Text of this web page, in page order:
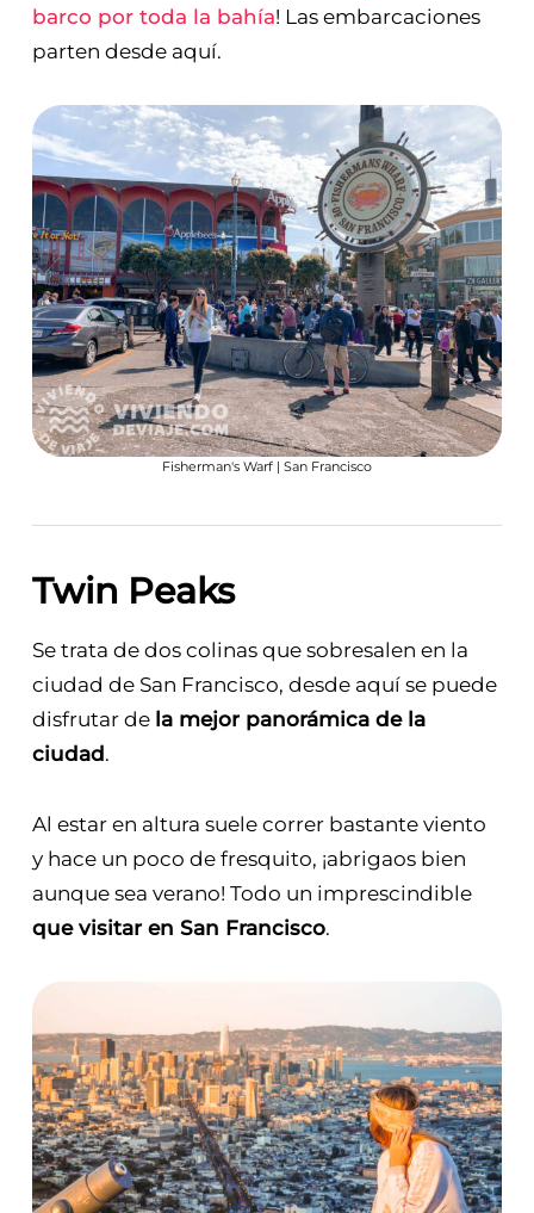
barco por toda la bahía! Las embarcaciones
parten desde aquí.
Fisherman's Warf | San Francisco
Twin Peaks
Se trata de dos colinas que sobresalen en la
ciudad de San Francisco, desde aquí se puede
disfrutar de la mejor panorámica de la
ciudad.
Al estar en altura suele correr bastante viento
y hace un poco de fresquito, ¡abrigaos bien
aunque sea verano! Todo un imprescindible
que visitar en San Francisco.